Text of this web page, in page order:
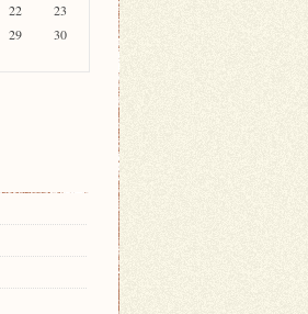
22
23
29
30